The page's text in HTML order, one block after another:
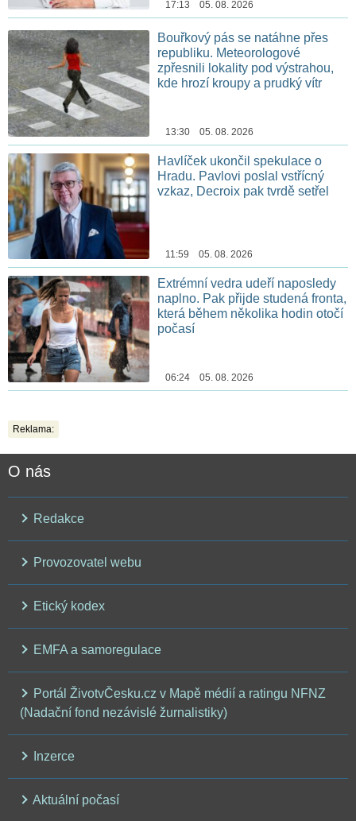
17:13 05. 08. 2026
Bouřkový pás se natáhne přes
republiku. Meteorologové
zpřesnili lokality pod výstrahou,
kde hrozí kroupy a prudký vítr
13:30 05. 08. 2026
Havlíček ukončil spekulace o
Hradu. Pavlovi poslal vstřícný
vzkaz, Decroix pak tvrdě setřel
11:59 05. 08. 2026
Extrémní vedra udeří naposledy
naplno. Pak přijde studená fronta,
která během několika hodin otočí
počasí
06:24 05. 08. 2026
Reklama:
O nás
Redakce
Provozovatel webu
Etický kodex
EMFA a samoregulace
Portál ŽivotvČesku.cz v Mapě médií a ratingu NFNZ
(Nadační fond nezávislé žurnalistiky)
Inzerce
Aktuální počasí